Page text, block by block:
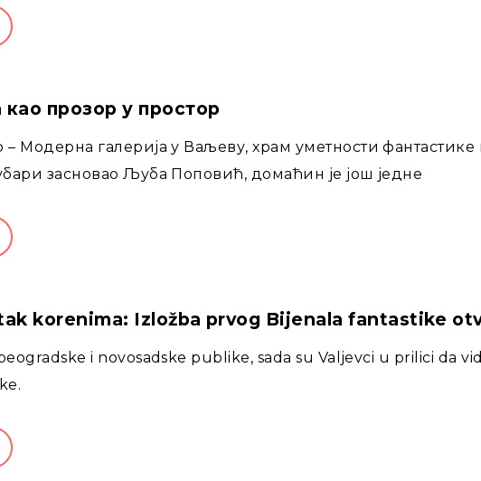
као прозор у простор
Модерна галерија у Ваљеву, храм уметности фантастике
засновао Љуба Поповић, домаћин је још једне
korenima: Izložba prvog Bijenala fantastike
i novosadske publike, sada su Valjevci u prilici da